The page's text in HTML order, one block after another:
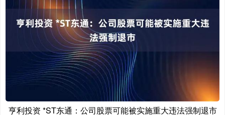
亨利投资 *ST东通：公司股票可能被实施重大违法强制退市